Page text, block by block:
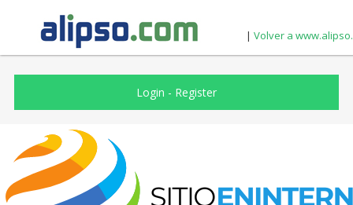
| Volver a
Login - Register